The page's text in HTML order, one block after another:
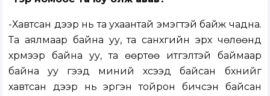
-Хавтсан дээр нь та ухаантай эмэгтэй байж чадна.
Та аялмаар байна уу, та санхүүгийн эрх чөлөөнд
хүрмээр байна уу, та өөртөө итгэлтэй баймаар
байна уу гээд миний хүсээд байсан бүхнийг
хавтсан дээр нь эргэн тойрон бичсэн байсан